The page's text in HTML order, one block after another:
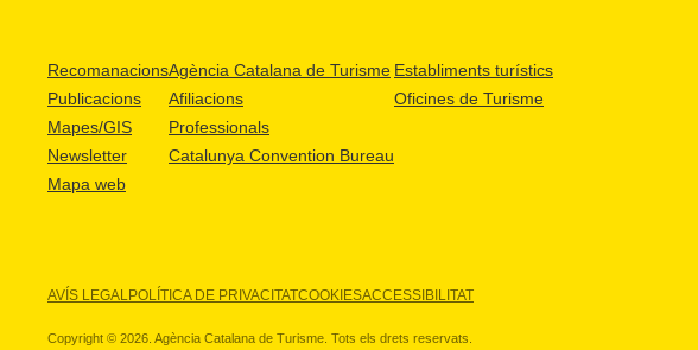
Recomanacions
Publicacions
Mapes/GIS
Newsletter
Mapa web
Agència Catalana de Turisme
Afiliacions
Professionals
Catalunya Convention Bureau
Establiments turístics
Oficines de Turisme
AVÍS LEGALPOLÍTICA DE PRIVACITATCOOKIESACCESSIBILITAT
Copyright © 2026. Agència Catalana de Turisme. Tots els drets reservats.